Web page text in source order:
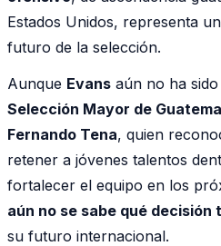
Estados Unidos, representa
futuro de la selección.
Aunque Evans aún no ha
Selección Mayor de
Fernando Tena, quien
retener a jóvenes talentos
fortalecer el equipo en los
aún no se sabe qué decisión
su futuro internacional.